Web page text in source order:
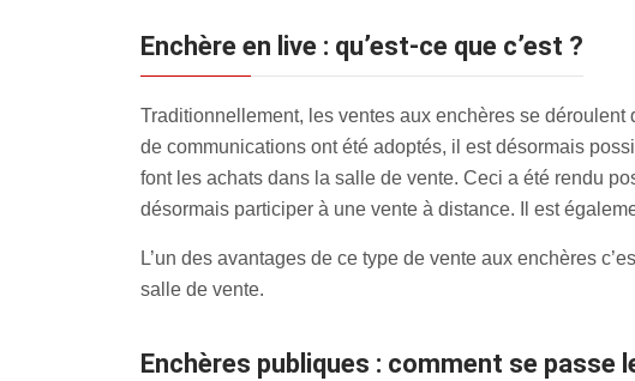
Enchère en live : qu’est-ce que c’est ?
Traditionnellement, les ventes aux enchères se
de communications ont été adoptés, il est désormais
font les achats dans la salle de vente. Ceci a été rendu
désormais participer à une vente à distance. Il est
L’un des avantages de ce type de vente aux enchères
salle de vente.
Enchères publiques : comment se